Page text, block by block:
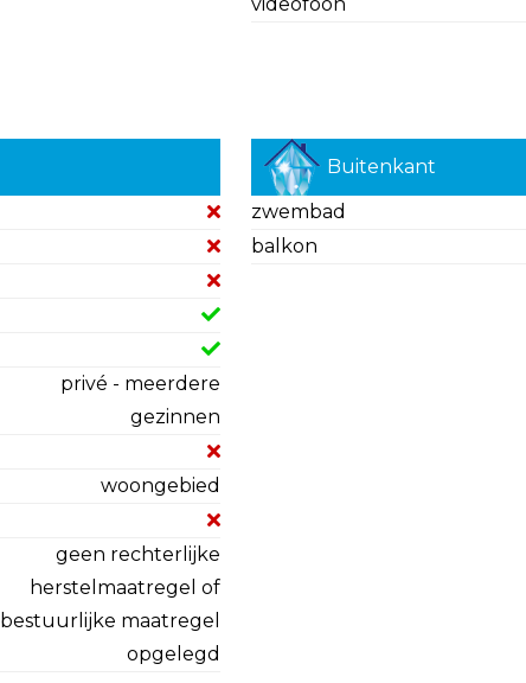
privé - meerdere
gezinnen
woongebied
geen rechterlijke
herstelmaatregel of
bestuurlijke maatregel
opgelegd
Buitenkant
zwembad
balkon